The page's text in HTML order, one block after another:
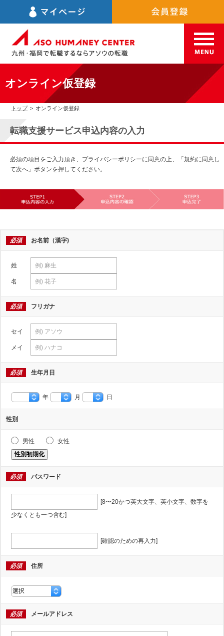
オンライン仮登録
トップ > オンライン仮登録
転職支援サービス申込内容の入力
必須の項目をご入力頂き、プライバシーポリシーに同意の上、「規約に同意し
て次へ」ボタンを押してください。
必須 お名前（漢字)
姓
名
必須 フリガナ
セイ
メイ
必須 生年月日
年 月 日
性別
男性
女性
性別初期化
必須 パスワード
[8〜20かつ英大文字、英小文字、数字を
少なくとも一つ含む]
[確認のための再入力]
必須 住所
必須 メールアドレス